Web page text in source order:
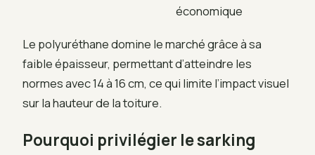
économique
Le polyuréthane domine le marché grâce à sa
faible épaisseur, permettant d’atteindre les
normes avec 14 à 16 cm, ce qui limite l’impact visuel
sur la hauteur de la toiture.
Pourquoi privilégier le sarking